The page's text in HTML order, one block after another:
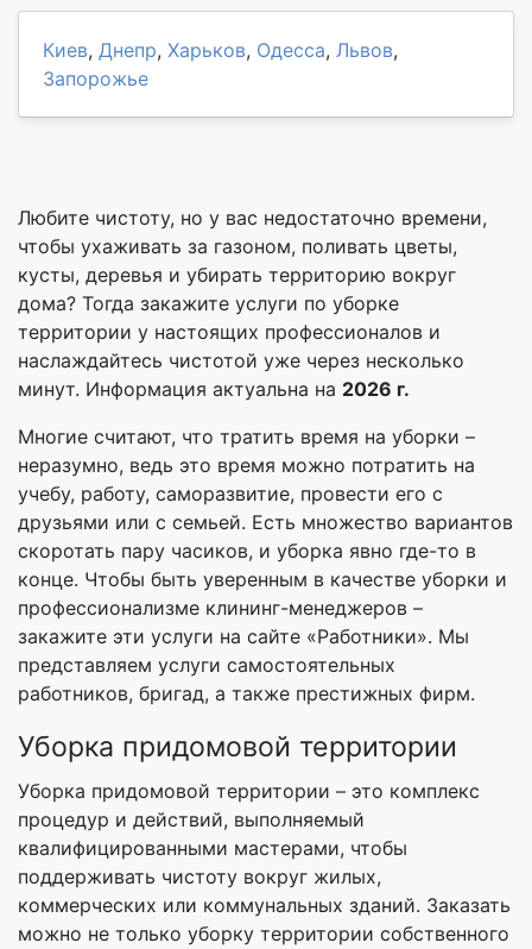
Киев, Днепр, Харьков, Одесса, Львов,
Запорожье
Любите чистоту, но у вас недостаточно времени,
чтобы ухаживать за газоном, поливать цветы,
кусты, деревья и убирать территорию вокруг
дома? Тогда закажите услуги по уборке
территории у настоящих профессионалов и
наслаждайтесь чистотой уже через несколько
минут. Информация актуальна на 2026 г.
Многие считают, что тратить время на уборки –
неразумно, ведь это время можно потратить на
учебу, работу, саморазвитие, провести его с
друзьями или с семьей. Есть множество вариантов
скоротать пару часиков, и уборка явно где-то в
конце. Чтобы быть уверенным в качестве уборки и
профессионализме клининг-менеджеров –
закажите эти услуги на сайте «Работники». Мы
представляем услуги самостоятельных
работников, бригад, а также престижных фирм.
Уборка придомовой территории
Уборка придомовой территории – это комплекс
процедур и действий, выполняемый
квалифицированными мастерами, чтобы
поддерживать чистоту вокруг жилых,
коммерческих или коммунальных зданий. Заказать
можно не только уборку территории собственного